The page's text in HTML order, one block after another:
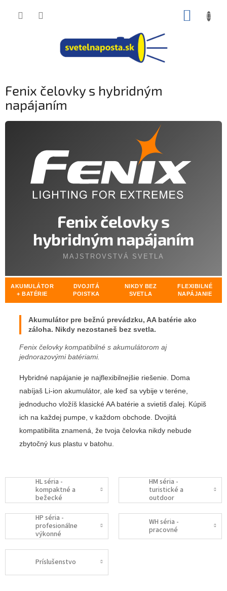
Fenix čelovky s hybridným
napájaním
Fenix čelovky s
hybridným napájaním
MAJSTROVSTVÁ SVETLA
AKUMULÁTOR
+ BATÉRIE
DVOJITÁ
POISTKA
NIKDY BEZ
SVETLA
FLEXIBILNÉ
NAPÁJANIE
Akumulátor pre bežnú prevádzku, AA batérie ako
záloha. Nikdy nezostaneš bez svetla.
Fenix čelovky kompatibilné s akumulátorom aj
jednorazovými batériami.
Hybridné napájanie je najflexibilnejšie riešenie. Doma
nabíjaš Li-ion akumulátor, ale keď sa vybije v teréne,
jednoducho vložíš klasické AA batérie a svietiš ďalej. Kúpiš
ich na každej pumpe, v každom obchode. Dvojitá
kompatibilita znamená, že tvoja čelovka nikdy nebude
zbytočný kus plastu v batohu.
HL séria -
kompaktné a
bežecké
HM séria -
turistické a
outdoor
HP séria -
profesionálne
výkonné
WH séria -
pracovné
Príslušenstvo